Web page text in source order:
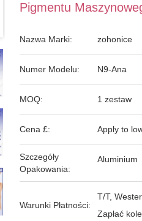
Pigmentu
Nazwa Marki: zohonice
Numer Modelu: N9-Ana
MOQ: 1 zestaw
Cena £: Apply to
Szczegóły
Opakowania:
Aluminium
Warunki Płatności:
T/T,
Zapłać